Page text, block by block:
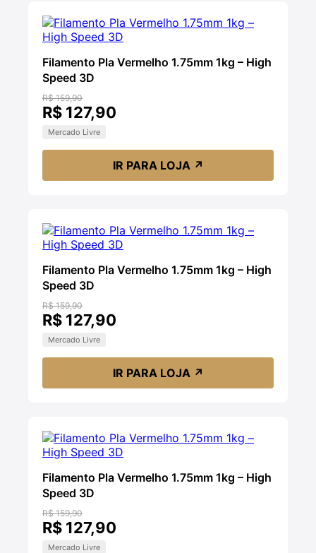
Filamento Pla Vermelho 1.75mm 1kg – High
Speed 3D
R$ 159,90
R$ 127,90
Mercado Livre
IR PARA LOJA ↗
Filamento Pla Vermelho 1.75mm 1kg – High
Speed 3D
R$ 159,90
R$ 127,90
Mercado Livre
IR PARA LOJA ↗
Filamento Pla Vermelho 1.75mm 1kg – High
Speed 3D
R$ 159,90
R$ 127,90
Mercado Livre